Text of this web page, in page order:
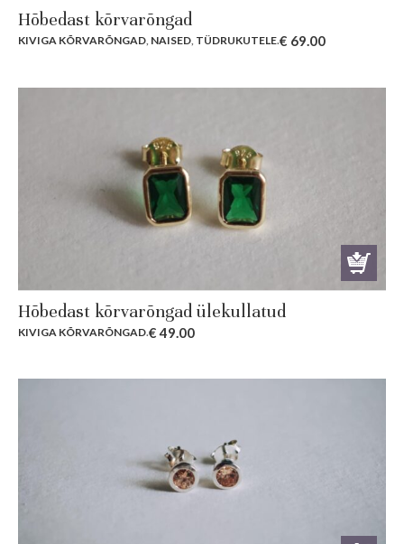
Hõbedast kõrvarõngad
KIVIGA KÕRVARÕNGAD, NAISED, TÜDRUKUTELE.€ 69.00
Hõbedast kõrvarõngad ülekullatud
KIVIGA KÕRVARÕNGAD.€49.00